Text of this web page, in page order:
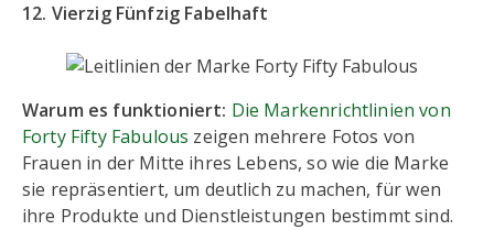
12. Vierzig Fünfzig Fabelhaft
Warum es funktioniert: Die Markenrichtlinien von
Forty Fifty Fabulous zeigen mehrere Fotos von
Frauen in der Mitte ihres Lebens, so wie die Marke
sie repräsentiert, um deutlich zu machen, für wen
ihre Produkte und Dienstleistungen bestimmt sind.